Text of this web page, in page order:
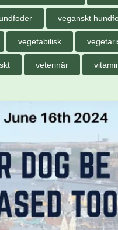
veganskt
vegetabilisk
veterinär